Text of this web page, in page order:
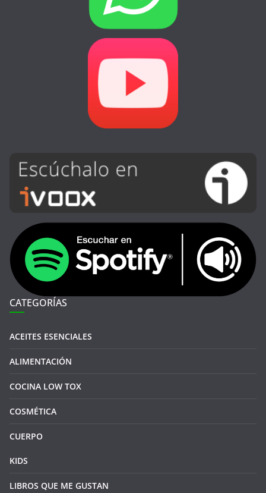
CATEGORÍAS
ACEITES ESENCIALES
ALIMENTACIÓN
COCINA LOW TOX
COSMÉTICA
CUERPO
KIDS
LIBROS QUE ME GUSTAN